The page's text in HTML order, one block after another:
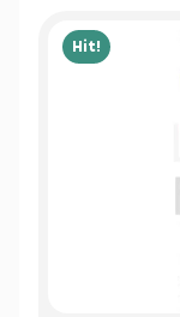
Hit!